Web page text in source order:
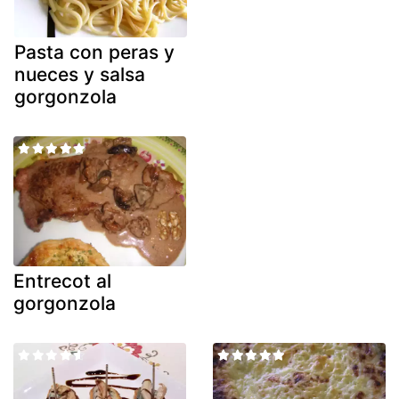
Pasta con peras y
nueces y salsa
gorgonzola
Entrecot al
gorgonzola